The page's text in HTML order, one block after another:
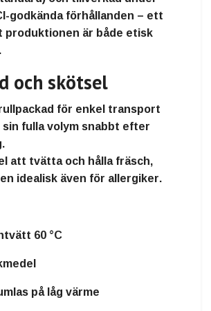
godkända förhållanden – ett
produktionen är både etisk
.
och skötsel
för enkel transport
fulla volym snabbt efter
att tvätta och hålla fräsch,
idealisk även för allergiker.
60 °C
på låg värme